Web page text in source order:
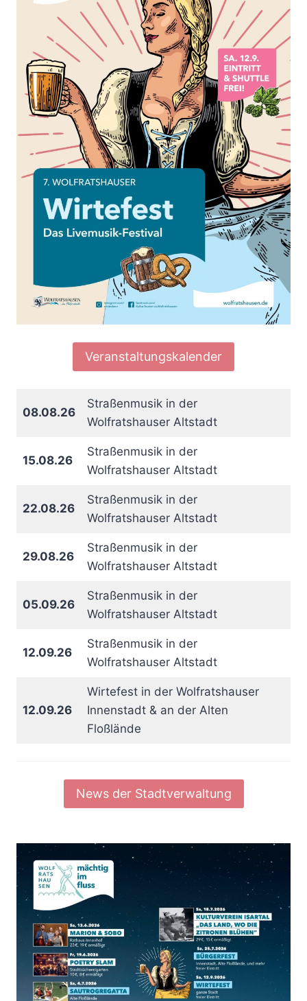
Veranstaltungskalender
08.08.26
Straßenmusik in der
Wolfratshauser Altstadt
15.08.26
Straßenmusik in der
Wolfratshauser Altstadt
22.08.26
Straßenmusik in der
Wolfratshauser Altstadt
29.08.26
Straßenmusik in der
Wolfratshauser Altstadt
05.09.26
Straßenmusik in der
Wolfratshauser Altstadt
12.09.26
Straßenmusik in der
Wolfratshauser Altstadt
12.09.26
Wirtefest in der Wolfratshauser
Innenstadt & an der Alten
Floßlände
News der Stadtverwaltung